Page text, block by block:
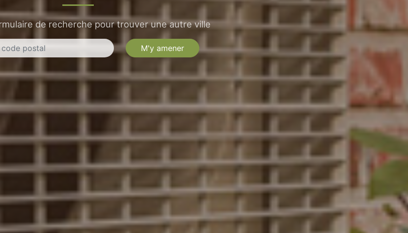
de recherche pour trouver une autre ville
M'y amener